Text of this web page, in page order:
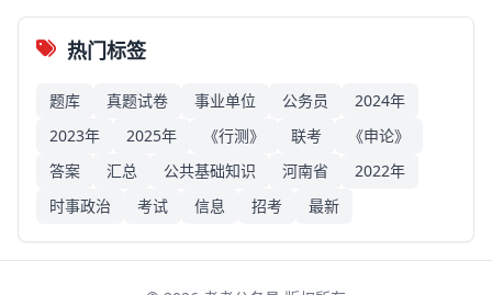
热门标签
题库 真题试卷 事业单位 公务员
2024年
2023年
2025年 《行测》 联考
《申论》
答案
汇总 公共基础知识 河南省
2022年
时事政治
考试 信息 招考 最新